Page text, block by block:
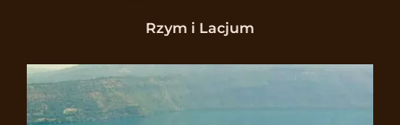
Rzym i Lacjum